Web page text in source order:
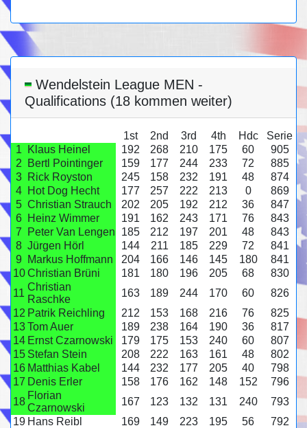
Wendelstein League MEN -
Qualifications (18 kommen weiter)
1st 2nd 3rd 4th Hdc
Serie
1
Klaus Heinel 192 268 210 175 60
905
2
Bertl Pointinger 159 177 244 233 72
885
3 Rick Royston 245 158 232 191 48
874
4 Hot Dog Hecht 177 257 222 213 0
869
5 Christian Strauch 202 205 192 212 36
847
6 Heinz Wimmer 191 162 243 171 76
843
7
Peter Van Lengen 185 212 197 201 48
843
8 Jürgen Hörl 144 211 185 229 72
841
9 Markus Hoffmann 204 166 146 145 180
841
10 Christian Brüni 181 180 196 205 68
830
11
Christian
Raschke
163 189 244 170 60
826
12 Patrik Reichling 212 153 168 216 76
825
13 Tom Auer 189 238 164 190 36
817
14 Ernst Czarnowski 179 175 153 240 60
807
15 Stefan Stein 208 222 163 161 48
802
16 Matthias Kabel 144 232 177 205 40
798
17 Denis Erler 158 176 162 148 152
796
18
Florian
Czarnowski
167 123 132 131 240
793
19 Hans Reibl 169 149 223 195 56
792